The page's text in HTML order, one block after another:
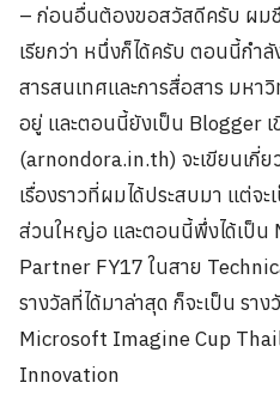
– ก่อนอื่นต้องขอสวัสดีครับ ผม
เรียกว่า หนึ่งก็ได้ครับ ตอนนี้กำ
สารสนเทศและการสื่อสาร มหา
อยู่ และตอนนี้ยังเป็น Blogger
(arnondora.in.th) จะเขียนเกี่
เรื่องราวที่ผมได้ประสบมา แต่จ
ส่วนใหญ่อ และตอนนี้พึ่งได้เป็น
Partner FY17 ในสาย
รางวัลที่ได้มาล่าสุด ก็จะเป็น รา
Microsoft Imagine Cup
Innovation